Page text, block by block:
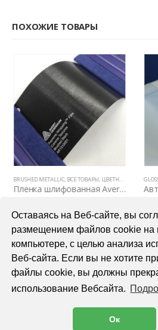
Оставаясь на Веб-сайте, вы
размещением файлов cookie
компьютере, с целью анализа
Веб-сайта. Если вы не хотите
файлы cookie, вы должны
использование Вебсайта.
Ок
ПОХОЖИЕ ТОВАРЫ
ПЛЕНКИ
ТОВАРЫ,ЦВЕТНЫЕ ВИНИЛОВЫЕ ПЛЕНКИ
BRUSHED METALLIC, ВСЕ ТОВАРЫ, ЦВЕТНЫЕ ВИНИЛОВЫЕ ПЛЕНКИ
Пленка шлифованная Avery Dennison Brushed Black
В КОРЗИНУ
GLOSS